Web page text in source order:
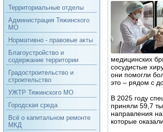
Территориальные отделы
Администрация Тяжинского
МО
Нормативно - правовые акты
Благоустройство и
содержание территории
Градостроительство и
строительство
УЖТР Тяжинского МО
Городская среда
Всё о капитальном ремонте
МКД
медицинских
сосудистые
они помогли
это – рядом с
В 2025 году
приняли 59,7
направления
которые